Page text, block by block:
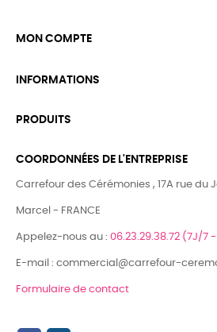
MON COMPTE
INFORMATIONS
PRODUITS
COORDONNÉES DE L'ENTREPRISE
Carrefour des Cérémonies , 17A rue du
Marcel - FRANCE
Appelez-nous au : 06.23.29.38.72 (7J/7
E-mail : commercial@carrefour-
Formulaire de contact